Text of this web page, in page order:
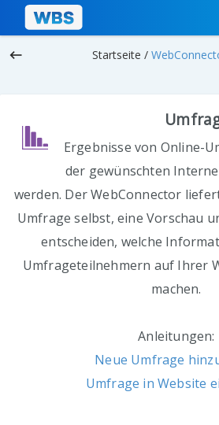
keyboard_backspace Startseite /
Ergebnisse von Online-
der gewünschten
werden. Der WebConnector
Umfrage selbst, eine Vorschau
entscheiden, welche
Umfrageteilnehmern auf Ihrer
machen.
Anleitungen:
Neue Umfrage
Umfrage in Website